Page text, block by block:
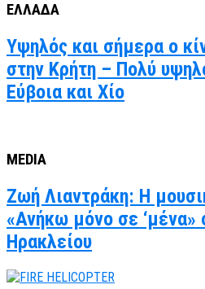
ΕΛΛΑΔΑ
Υψηλός και σήμερα ο
στην Κρήτη – Πολύ
Εύβοια και Χίο
MEDIA
Ζωή Λιαντράκη: Η
«Ανήκω μόνο σε ‘μένα»
Ηρακλείου